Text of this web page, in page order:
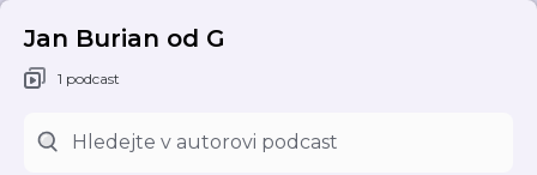
Jan Burian od G
1 podcast